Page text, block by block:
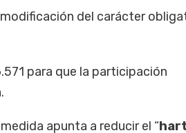
del carácter
para que la participación
apunta a reducir el “